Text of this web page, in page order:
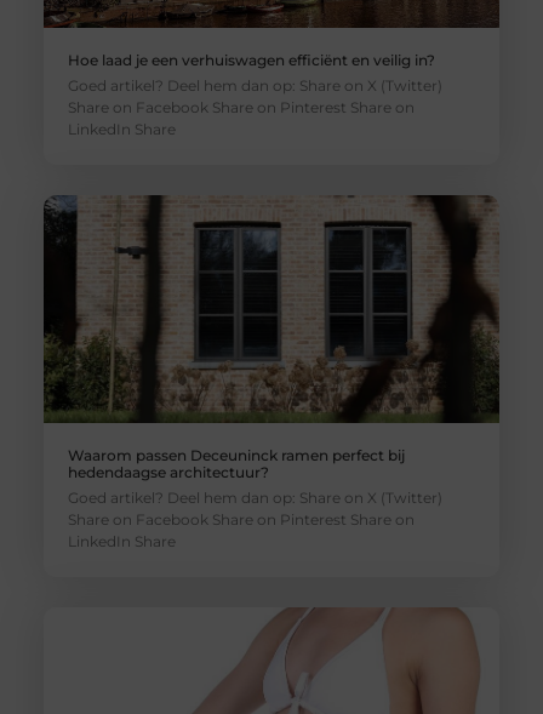
Hoe laad je een verhuiswagen efficiënt en veilig in?
Goed artikel? Deel hem dan op: Share on X (Twitter)
Share on Facebook Share on Pinterest Share on
LinkedIn Share
Waarom passen Deceuninck ramen perfect bij
hedendaagse architectuur?
Goed artikel? Deel hem dan op: Share on X (Twitter)
Share on Facebook Share on Pinterest Share on
LinkedIn Share